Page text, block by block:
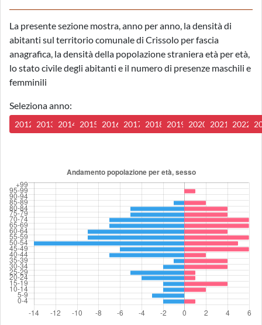
La presente sezione mostra, anno per anno, la densità di
abitanti sul territorio comunale di Crissolo per fascia
anagrafica, la densità della popolazione straniera età per età,
lo stato civile degli abitanti e il numero di presenze maschili e
femminili
Seleziona anno:
2012 2013 2014 2015 2016 2017 2018 2019 2020 2021 2022